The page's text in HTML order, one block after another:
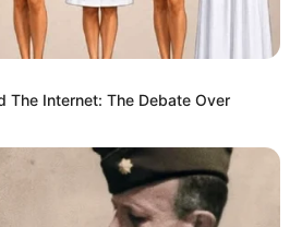
salário mínimo
The Internet: The Debate Over